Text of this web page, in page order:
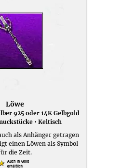
Löwe
925 oder 14K Gelbgold
• Keltisch
als Anhänger getragen
einen Löwen als Symbol
die Zeit.